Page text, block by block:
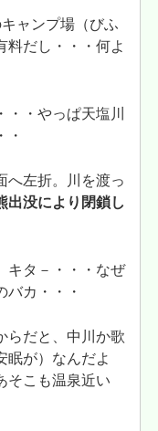
ャンプ場（びふ
料だし・・・何よ
・やっぱ天塩川
・
へ左折。川を渡っ
出没により閉鎖し
キタ－・・・なぜ
バカ・・・
らだと、中川か歌
眠が）なんだよ
そこも温泉近い